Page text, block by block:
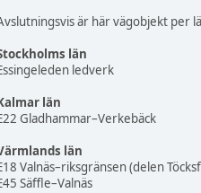
är här vägobjekt per
län
ledverk
län
Gladhammar–Verkebäck
län
Valnäs–riksgränsen (delen
Säffle–Valnäs